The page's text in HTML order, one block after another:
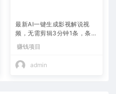
最新AI一键生成影视解说视
频，无需剪辑3分钟1条，条条
爆款，多平台变现日入2000
+
赚钱项目
admin